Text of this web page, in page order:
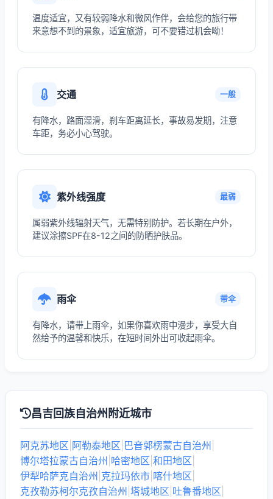
温度适宜，又有较弱降水和微风作伴，会给您的旅行带
来意想不到的景象，适宜旅游，可不要错过机会呦！
交通 一般
有降水，路面湿滑，刹车距离延长，事故易发期，注意
车距，务必小心驾驶。
紫外线强度 最弱
属弱紫外线辐射天气，无需特别防护。若长期在户外，
建议涂擦SPF在8-12之间的防晒护肤品。
雨伞 带伞
有降水，请带上雨伞，如果你喜欢雨中漫步，享受大自
然给予的温馨和快乐，在短时间外出可收起雨伞。
昌吉回族自治州附近城市
阿克苏地区 阿勒泰地区 巴音郭楞蒙古自治州
博尔塔拉蒙古自治州 哈密地区 和田地区
伊犁哈萨克自治州 克拉玛依市 喀什地区
克孜勒苏柯尔克孜自治州 塔城地区 吐鲁番地区